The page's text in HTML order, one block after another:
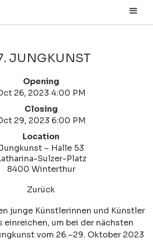
JUNGKUNST
Opening
26, 2023 4:00 PM
Closing
29, 2023 6:00 PM
Location
– Halle 53
Sulzer-Platz
8400 Winterthur
Zurück
junge Künstlerinnen und Künstler
einreichen, um bei der nächsten
vom 26.–29. Oktober 2023